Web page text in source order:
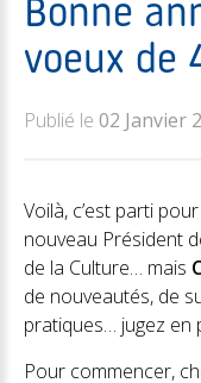
Bonne
voeux de
Publié le 02 Janvier
Voilà, c’est parti
nouveau Président
de la Culture… mais
de nouveautés, de
pratiques… jugez en
Pour commencer,